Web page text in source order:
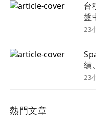
台
盤
23
績
克
23
熱門文章